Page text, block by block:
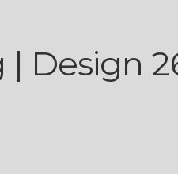
Design